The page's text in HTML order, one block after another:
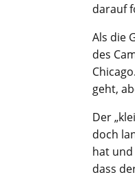
darauf
Als die
des
geht,
Der
doch
hat
dass